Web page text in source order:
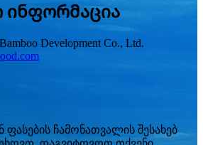
ინფორმაცია
Development Co., Ltd.
ფასების ჩამონათვალის შესახებ